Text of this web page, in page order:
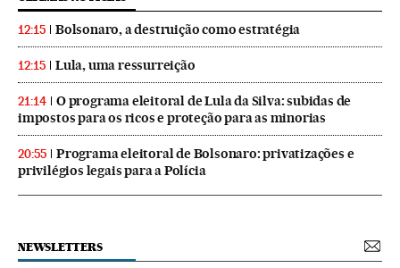
12:15 Bolsonaro, a destruição como estratégia
12:15 Lula, uma ressurreição
21:14
O programa eleitoral de Lula da Silva: subidas de
impostos para os ricos e proteção para as minorias
20:55
Programa eleitoral de Bolsonaro: privatizações e
privilégios legais para a Polícia
NEWSLETTERS